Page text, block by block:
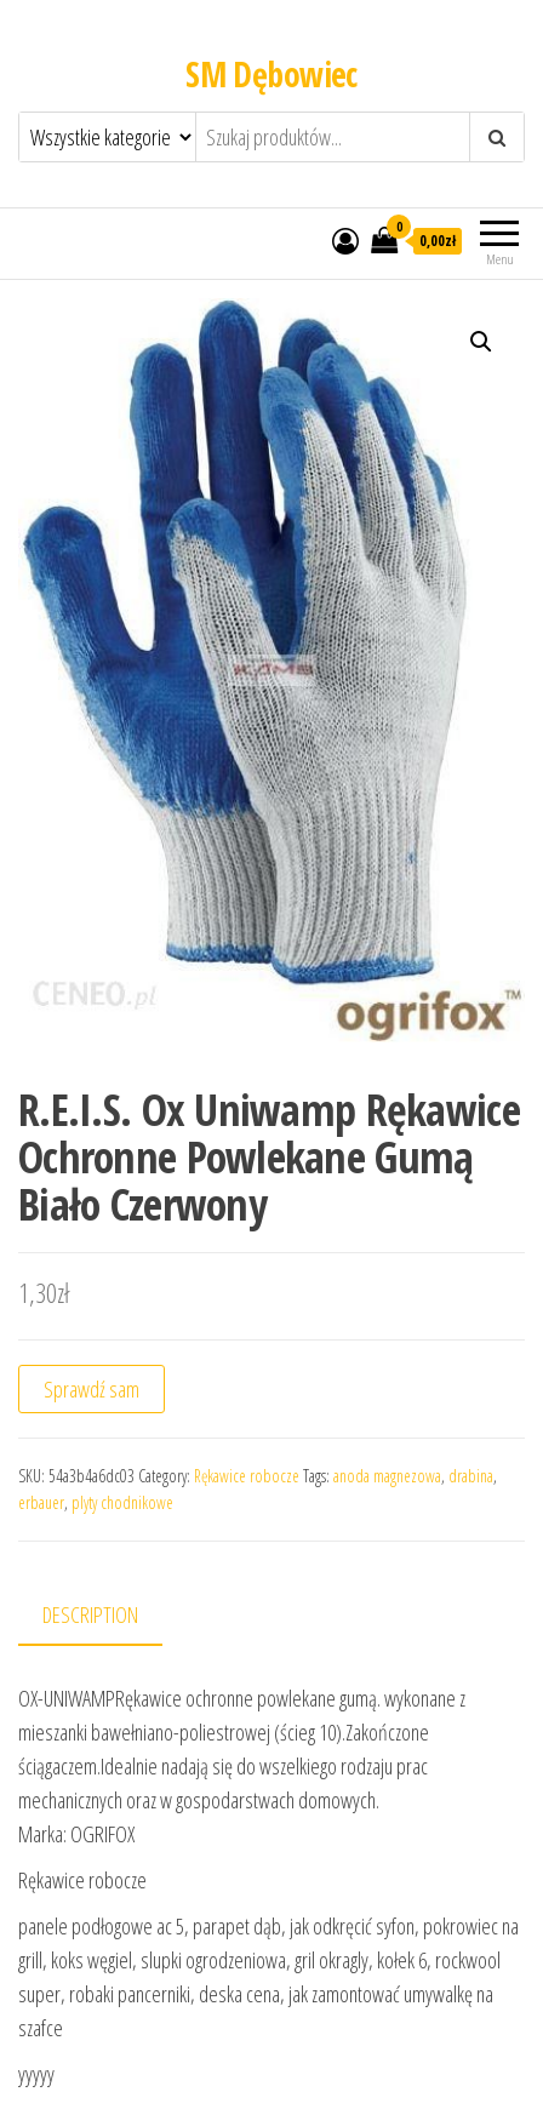
SM Dębowiec
Menu
0
0,00zł
R.E.I.S. Ox Uniwamp Rękawice
Ochronne Powlekane Gumą
Biało Czerwony
1,30zł
Sprawdź sam
SKU: 54a3b4a6dc03 Category: Rękawice robocze Tags: anoda magnezowa, drabina,
erbauer, plyty chodnikowe
DESCRIPTION
OX-UNIWAMPRękawice ochronne powlekane gumą. wykonane z
mieszanki bawełniano-poliestrowej (ścieg 10).Zakończone
ściągaczem.Idealnie nadają się do wszelkiego rodzaju prac
mechanicznych oraz w gospodarstwach domowych.
Marka: OGRIFOX
Rękawice robocze
panele podłogowe ac 5, parapet dąb, jak odkręcić syfon, pokrowiec na
grill, koks węgiel, slupki ogrodzeniowa, gril okragly, kołek 6, rockwool
super, robaki pancerniki, deska cena, jak zamontować umywalkę na
szafce
yyyyy